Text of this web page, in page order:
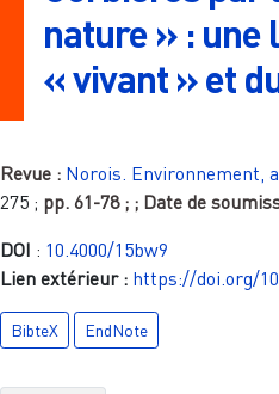
nature » :
« vivant » et
Revue : Norois. Environnement,
275 ; pp. 61-78 ; ; Date de
DOI : 10.4000/15bw9
Lien extérieur : https://doi.org/
BibteX EndNote